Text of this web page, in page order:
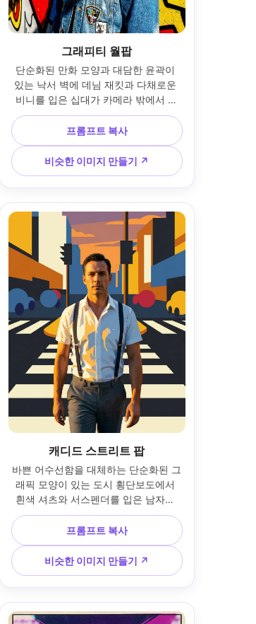
그래피티 월팝
단순화된 만화 모양과 대담한 윤곽이
있는 낙서 벽에 데님 재킷과 다채로운
비니를 입은 십대가 카메라 밖에서 보
입니다. 강한 그림자 기하학이 있는 딱
딱한 한낮의 햇살; 35mm 렌즈 모습, 하
프 바디 프레임; 팝아트 포스터라이제
이션, 포화 프라이머리, 하프톤 섀도우
트리트먼트; 현실적인 피부 질감, 날카
로운 초점, 강렬한 대비 --ar 4:5
프롬프트 복사
비슷한 이미지 만들기 ↗
캐디드 스트리트 팝
바쁜 어수선함을 대체하는 단순화된 그
래픽 모양이 있는 도시 횡단보도에서
흰색 셔츠와 서스펜더를 입은 남자가
카메라를 향해 걸어갑니다. 따뜻한 하
이라이트와 시원한 그림자가 있는 골든
아워 초상화 조명; 50mm 렌즈 모습, 중
간 클로즈업 프레임; 팝아트 팔레트, 포
스터화된 톤 스텝, 그림자의 미묘한 하
프톤; 현실적인 피부, 선명한 초점, 고해
상도 --ar 4:5
프롬프트 복사
비슷한 이미지 만들기 ↗